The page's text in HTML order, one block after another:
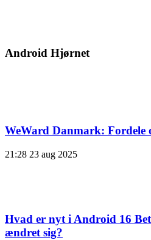
Android Hjørnet
WeWard Danmark: Fordele
21:28 23 aug 2025
Hvad er nyt i Android 16
ændret sig?